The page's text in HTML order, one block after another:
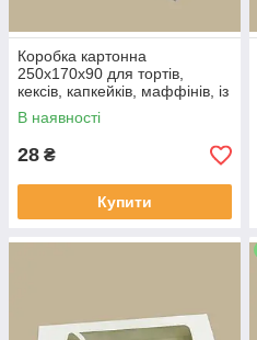
Коробка картонна
250х170х90 для тортів,
кексів, капкейків, маффінів, із
вікном і вставкою
В наявності
28 ₴
Купити